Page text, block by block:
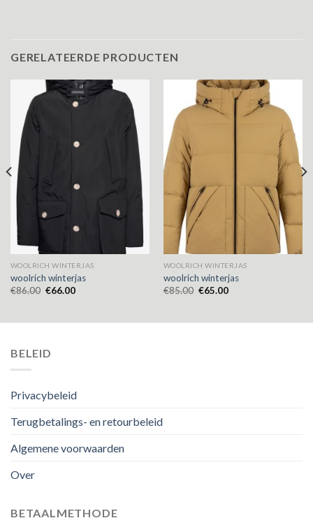
GERELATEERDE PRODUCTEN
WOOLRICH WINTERJAS
woolrich winterjas
€86.00 €66.00
WOOLRICH WINTERJAS
woolrich winterjas
€85.00 €65.00
BELEID
Privacybeleid
Terugbetalings- en retourbeleid
Algemene voorwaarden
Over
BETAALMETHODE